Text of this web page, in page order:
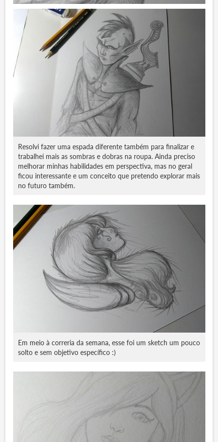
Resolvi fazer uma espada diferente também para finalizar e
trabalhei mais as sombras e dobras na roupa. Ainda preciso
melhorar minhas habilidades em perspectiva, mas no geral
ficou interessante e um conceito que pretendo explorar mais
no futuro também.
Em meio à correria da semana, esse foi um sketch um pouco
solto e sem objetivo específico :)